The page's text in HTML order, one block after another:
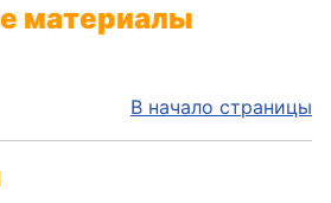
материалы
В начало страницы